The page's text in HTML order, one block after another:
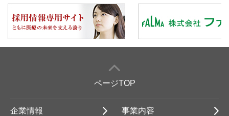
ページTOP
企業情報 事業内容